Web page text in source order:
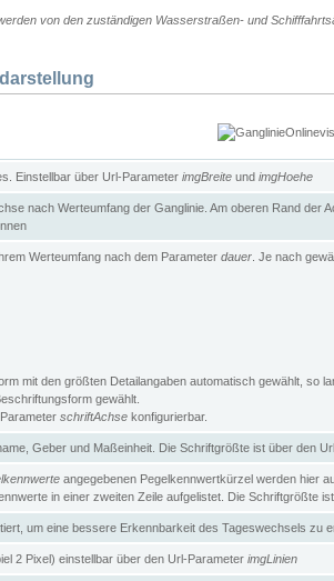
von den zuständigen Wasserstraßen- und
Einstellbar über Url-Parameter imgBreite und imgHoehe
nach Werteumfang der Ganglinie. Am oberen Rand
Werteumfang nach dem Parameter dauer . Je nach
mit den größten Detailangaben automatisch gewählt, so
gewählt.
schriftAchse konfigurierbar.
Geber und Maßeinheit. Die Schriftgrößte ist über den
angegebenen Pegelkennwertkürzel werden hier
in einer zweiten Zeile aufgelistet. Die Schriftgrößte
um eine bessere Erkennbarkeit des Tageswechsels zu
2 Pixel) einstellbar über den Url-Parameter imgLinien